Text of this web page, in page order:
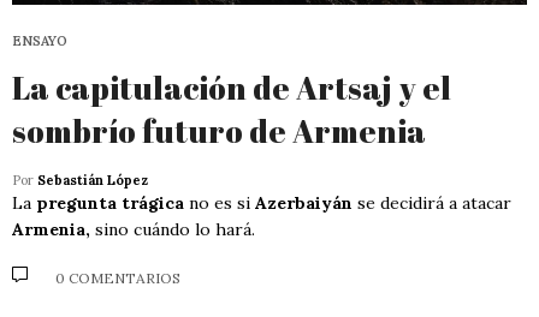
ENSAYO
La capitulación de Artsaj y el
sombrío futuro de Armenia
Por Sebastián López
La pregunta trágica no es si Azerbaiyán se decidirá a atacar
Armenia, sino cuándo lo hará.
0 COMENTARIOS